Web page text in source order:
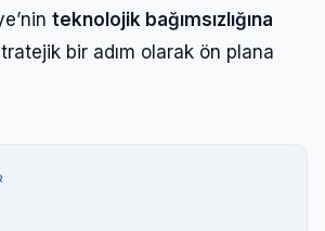
teknolojik bağımsızlığına
bir adım olarak ön plana